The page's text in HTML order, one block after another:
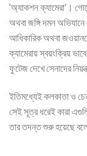
‘অ্যাকশন ক্যামেরা’।
অথবা জঙ্গি দমন
আধিকারিক অথবা
ক্যামেরায় স্বয়ংক্রিয়
ফুটেজ দেখে সেনাদের
ইতিমধ্যেই কলকাতা ও
সেই সূত্র ধরেই কারা
তার তদন্ত শুরু হয়েছে